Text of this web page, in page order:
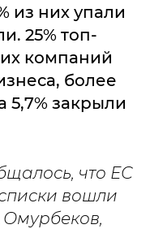
из них упали
25% топ-
компаний
более
5,7% закрыли
что ЕС
вошли
Омурбеков,